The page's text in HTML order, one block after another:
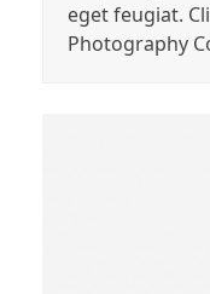
eget feugiat.
Photography